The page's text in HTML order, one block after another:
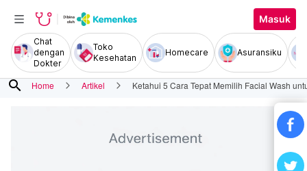
Masuk
Chat
dengan
Dokter
Toko
Kesehatan
Homecare Asuransiku
search Home Artikel Ketahui 5 Cara Tepat Memilih Facial Wash